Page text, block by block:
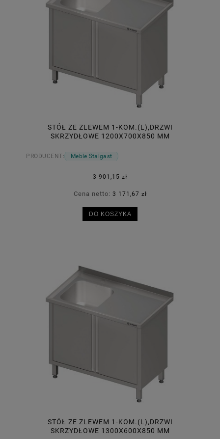
STÓŁ ZE ZLEWEM 1-KOM.(L),DRZWI
SKRZYDŁOWE 1200X700X850 MM
PRODUCENT: Meble Stalgast
3 901,15 zł
Cena netto: 3 171,67 zł
DO KOSZYKA
STÓŁ ZE ZLEWEM 1-KOM.(L),DRZWI
SKRZYDŁOWE 1300X600X850 MM